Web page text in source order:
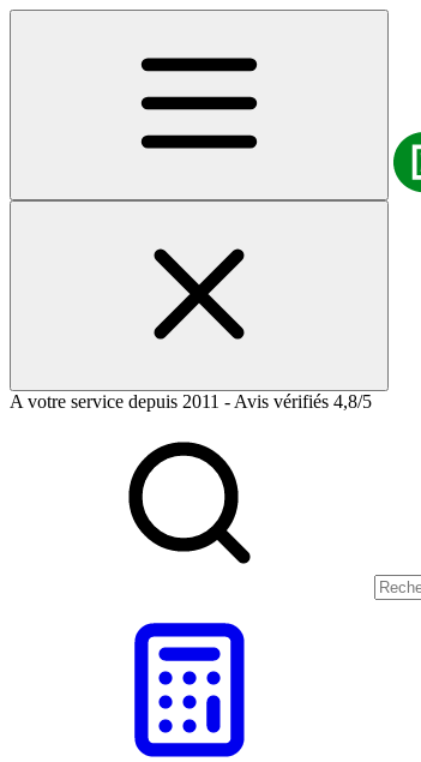
A votre service depuis 2011 - Avis vérifiés 4,8/5